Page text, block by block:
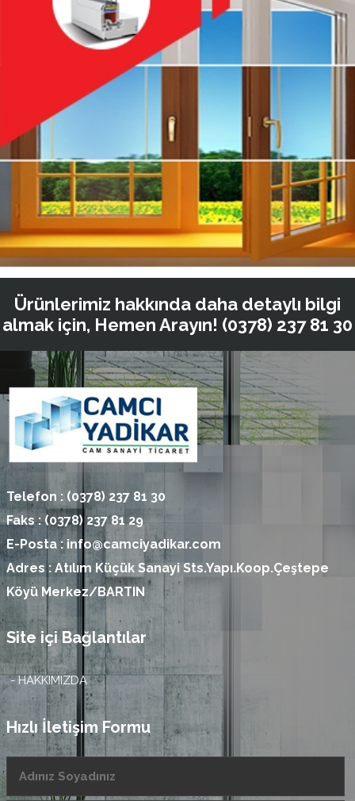
Ürünlerimiz hakkında daha detaylı bilgi
almak için, Hemen Arayın! (0378) 237 81 30
Telefon : (0378) 237 81 30
Faks :(0378) 237 81 29
E-Posta : info@camciyadikar.com
Adres : Atılım Küçük Sanayi Sts.Yapı.Koop.Çeştepe
Köyü Merkez/BARTIN
Site içi Bağlantılar
- HAKKIMIZDA
Hızlı İletişim Formu